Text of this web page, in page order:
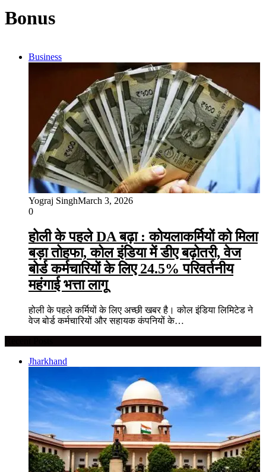
Bonus
Business
Yograj SinghMarch 3, 2026
0
होली के पहले DA बढ़ा : कोयलाकर्मियों को मिला
बड़ा तोहफा, कोल इंडिया में डीए बढ़ोतरी, वेज
बोर्ड कर्मचारियों के लिए 24.5% परिवर्तनीय
महंगाई भत्ता लागू
होली के पहले कर्मियों के लिए अच्छी खबर है। कोल इंडिया लिमिटेड ने
वेज बोर्ड कर्मचारियों और सहायक कंपनियों के…
Jharkhand